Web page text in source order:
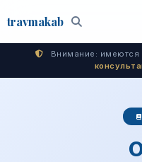
travmakab Поиск
Внимание: имеются